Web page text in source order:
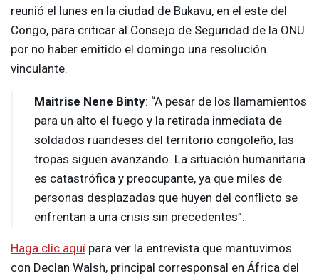
reunió el lunes en la ciudad de Bukavu, en el este del
Congo, para criticar al Consejo de Seguridad de la ONU
por no haber emitido el domingo una resolución
vinculante.
Maitrise Nene Binty: “A pesar de los llamamientos
para un alto el fuego y la retirada inmediata de
soldados ruandeses del territorio congoleño, las
tropas siguen avanzando. La situación humanitaria
es catastrófica y preocupante, ya que miles de
personas desplazadas que huyen del conflicto se
enfrentan a una crisis sin precedentes”.
Haga clic aquí para ver la entrevista que mantuvimos
con Declan Walsh, principal corresponsal en África del